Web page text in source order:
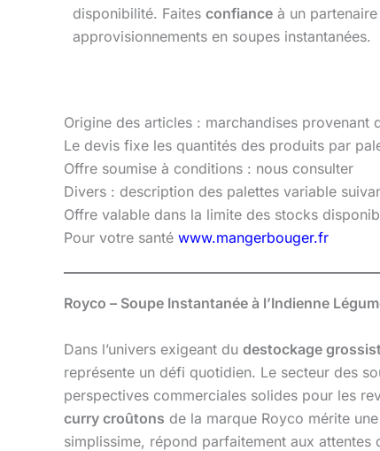
disponibilité. Faites confiance à un
approvisionnements en soupes instantanées.
Origine des articles : marchandises provenant
Le devis fixe les quantités des produits par
Offre soumise à conditions : nous consulter
Divers : description des palettes variable
Offre valable dans la limite des stocks
Pour votre santé www.mangerbouger.fr
Royco – Soupe Instantanée à l’Indienne
Dans l’univers exigeant du destockage
représente un défi quotidien. Le secteur des
perspectives commerciales solides pour les
curry croûtons de la marque Royco mérite
simplissime, répond parfaitement aux